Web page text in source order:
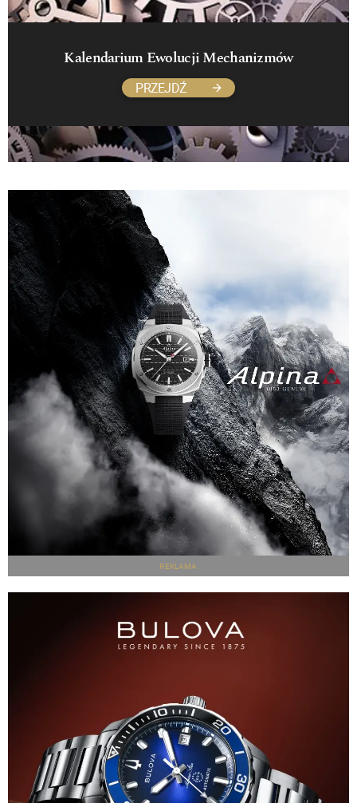
Kalendarium Ewolucji Mechanizmów
PRZEJDŹ
REKLAMA